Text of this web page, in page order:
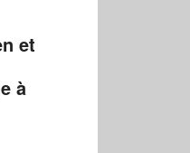
et
à